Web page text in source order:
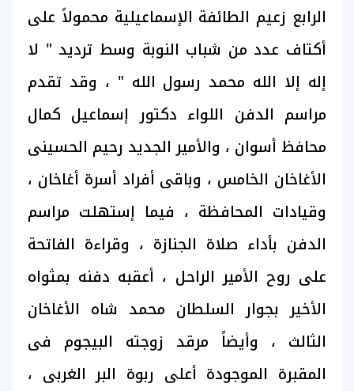
الرابع زعيم الطائفة الإسماعيلية محمولاً على
أكتاف عدد من شباب النوبة وسط ترديد " لا
إله إلا الله محمد رسول الله " ، وقد تقدم
مراسم الدفن اللواء دكتور إسماعيل كمال
محافظ أسوان ، والأمير الجديد رحيم الحسينى
الأغاخان الخامس ، وباقى أفراد أسرة أغاخان ،
وقيادات المحافظة ، فيما إستهلت مراسم
الدفن بأداء صلاة الجنازة ، وقراءة الفاتحة
على روح الأمير الراحل ، أعقبه دفنه بمثواه
الأخير بجوار السلطان محمد شاه الأغاخان
الثالث ، وأيضاً مرقد زوجته البيجوم فى
المقبرة الموجودة أعلى ربوة البر الغربى ،